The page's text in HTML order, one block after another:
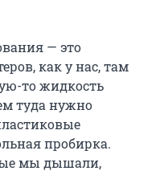
— это
как у нас, там
то жидкость
туда нужно
пробирка.
мы дышали,